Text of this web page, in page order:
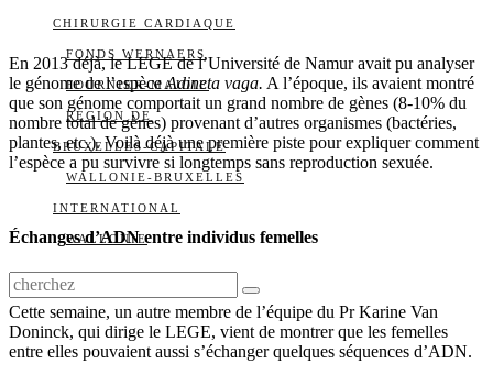
CHIRURGIE CARDIAQUE
FONDS WERNAERS
FOURNIER-MAJOIE
RÉGION DE
BRUXELLES-CAPITALE
WALLONIE-BRUXELLES
INTERNATIONAL
WALLONIE
En 2013 déjà, le LEGE de l’Université de Namur avait pu analyser
le génome de l’espèceAdineta vaga. A l’époque, ils avaient montré
que son génome comportait un grand nombre de gènes (8-10% du
nombre total de gènes) provenant d’autres organismes (bactéries,
plantes, etc.). Voilà déjà une première piste pour expliquer comment
l’espèce a pu survivre si longtemps sans reproduction sexuée.
Échanges d’ADN entre individus femelles
Cette semaine, un autre membre de l’équipe du Pr Karine Van
Doninck, qui dirige le LEGE, vient de montrer que les femelles
entre elles pouvaient aussi s’échanger quelques séquences d’ADN.